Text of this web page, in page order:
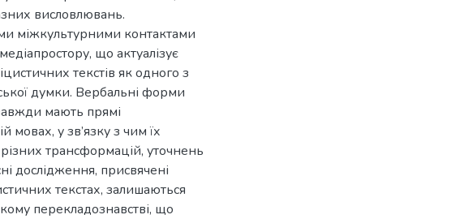
висловлювань.
міжкультурними контактами
що актуалізує
текстів як одного з
думки. Вербальні форми
мають прямі
мовах, у зв’язку з чим їх
трансформацій, уточнень
дослідження, присвячені
текстах, залишаються
перекладознавстві, що